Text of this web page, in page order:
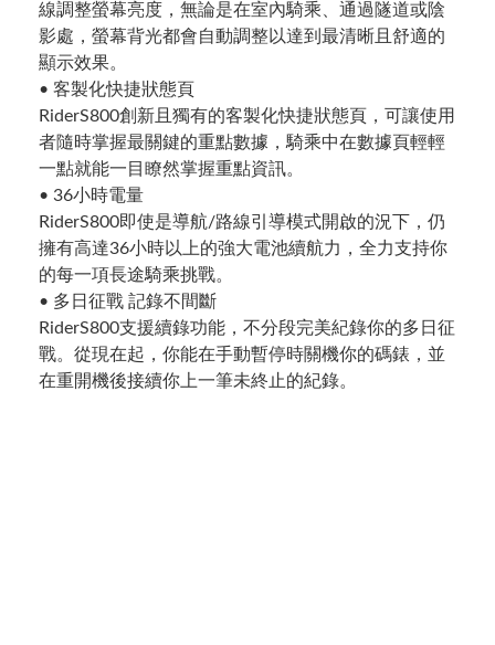
線調整螢幕亮度，無論是在室內騎乘、通過隧道或陰
影處，螢幕背光都會自動調整以達到最清晰且舒適的
顯示效果。
• 客製化快捷狀態頁
RiderS800創新且獨有的客製化快捷狀態頁，可讓使用
者隨時掌握最關鍵的重點數據，騎乘中在數據頁輕輕
一點就能一目瞭然掌握重點資訊。
• 36小時電量
RiderS800即使是導航/路線引導模式開啟的況下，仍
擁有高達36小時以上的強大電池續航力，全力支持你
的每一項長途騎乘挑戰。
• 多日征戰 記錄不間斷
RiderS800支援續錄功能，不分段完美紀錄你的多日征
戰。從現在起，你能在手動暫停時關機你的碼錶，並
在重開機後接續你上一筆未終止的紀錄。